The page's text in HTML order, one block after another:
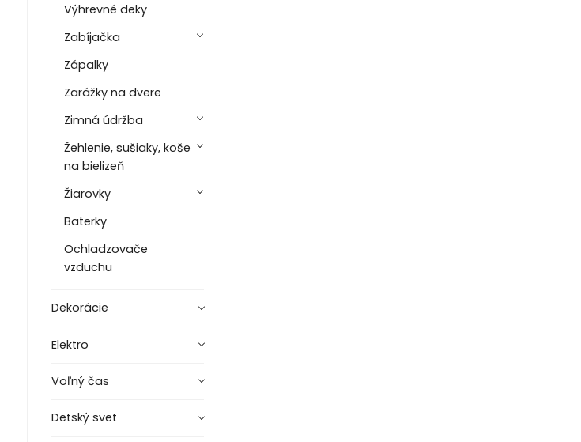
Výhrevné deky
Zabíjačka
Zápalky
Zarážky na dvere
Zimná údržba
Žehlenie, sušiaky, koše
na bielizeň
Žiarovky
Baterky
Ochladzovače
vzduchu
Dekorácie
Elektro
Voľný čas
Detský svet